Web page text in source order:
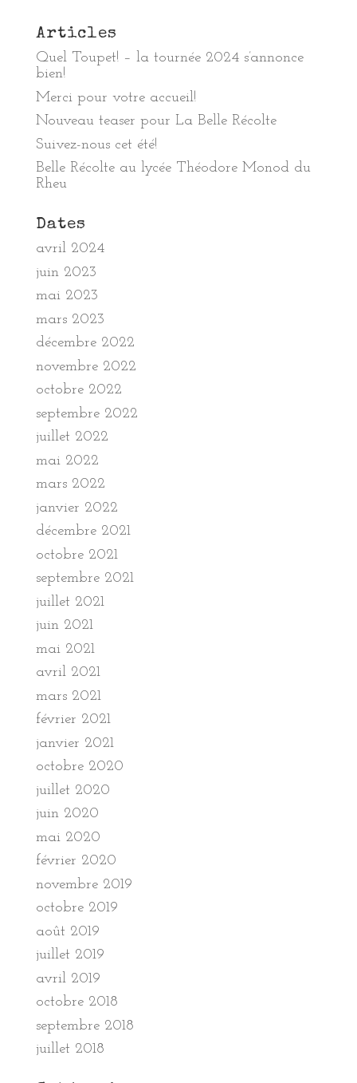
Articles
Quel Toupet! – la tournée 2024 s’annonce
bien!
Merci pour votre accueil!
Nouveau teaser pour La Belle Récolte
Suivez-nous cet été!
Belle Récolte au lycée Théodore Monod du
Rheu
Dates
avril 2024
juin 2023
mai 2023
mars 2023
décembre 2022
novembre 2022
octobre 2022
septembre 2022
juillet 2022
mai 2022
mars 2022
janvier 2022
décembre 2021
octobre 2021
septembre 2021
juillet 2021
juin 2021
mai 2021
avril 2021
mars 2021
février 2021
janvier 2021
octobre 2020
juillet 2020
juin 2020
mai 2020
février 2020
novembre 2019
octobre 2019
août 2019
juillet 2019
avril 2019
octobre 2018
septembre 2018
juillet 2018